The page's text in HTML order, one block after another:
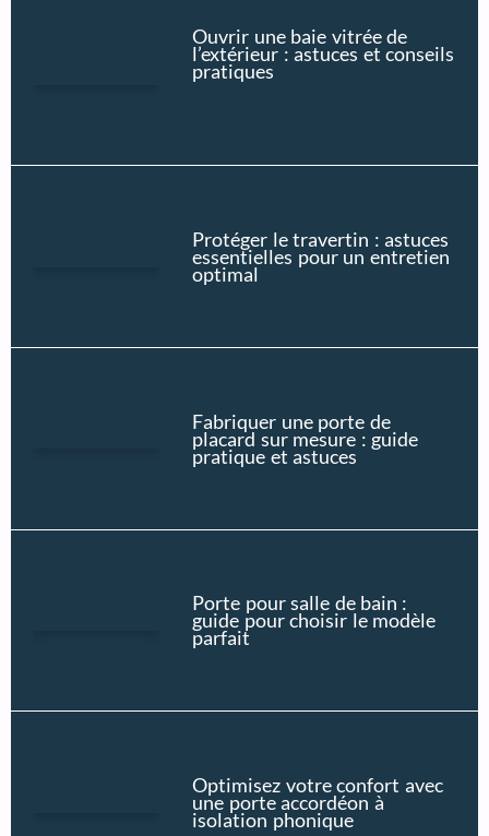
Ouvrir une baie vitrée de
l’extérieur : astuces et conseils
pratiques
Protéger le travertin : astuces
essentielles pour un entretien
optimal
Fabriquer une porte de
placard sur mesure : guide
pratique et astuces
Porte pour salle de bain :
guide pour choisir le modèle
parfait
Optimisez votre confort avec
une porte accordéon à
isolation phonique